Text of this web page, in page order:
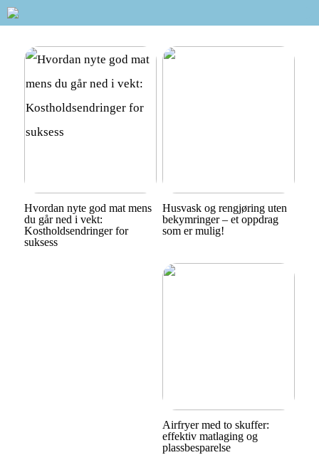
Hvordan nyte god mat mens
du går ned i vekt:
Kostholdsendringer for
suksess
Husvask og rengjøring uten
bekymringer – et oppdrag
som er mulig!
Airfryer med to skuffer:
effektiv matlaging og
plassbesparelse